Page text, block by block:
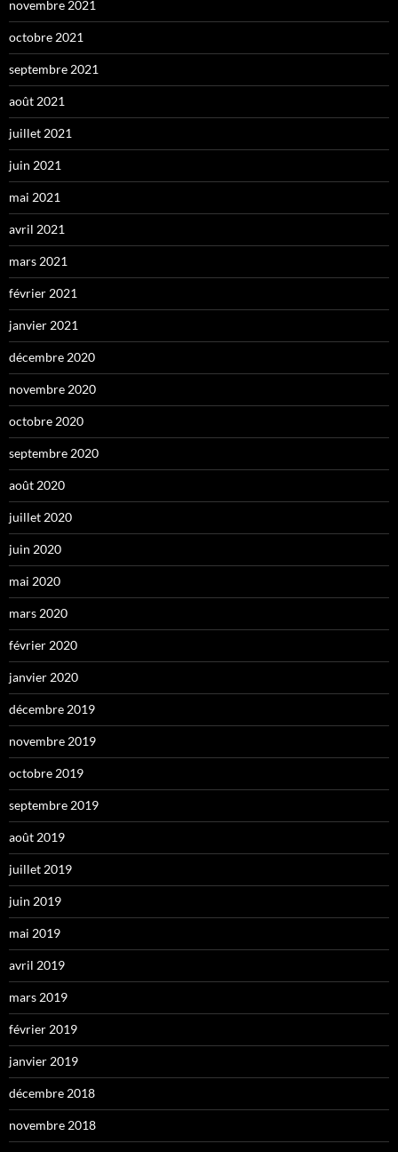
novembre 2021
octobre 2021
septembre 2021
août 2021
juillet 2021
juin 2021
mai 2021
avril 2021
mars 2021
février 2021
janvier 2021
décembre 2020
novembre 2020
octobre 2020
septembre 2020
août 2020
juillet 2020
juin 2020
mai 2020
mars 2020
février 2020
janvier 2020
décembre 2019
novembre 2019
octobre 2019
septembre 2019
août 2019
juillet 2019
juin 2019
mai 2019
avril 2019
mars 2019
février 2019
janvier 2019
décembre 2018
novembre 2018